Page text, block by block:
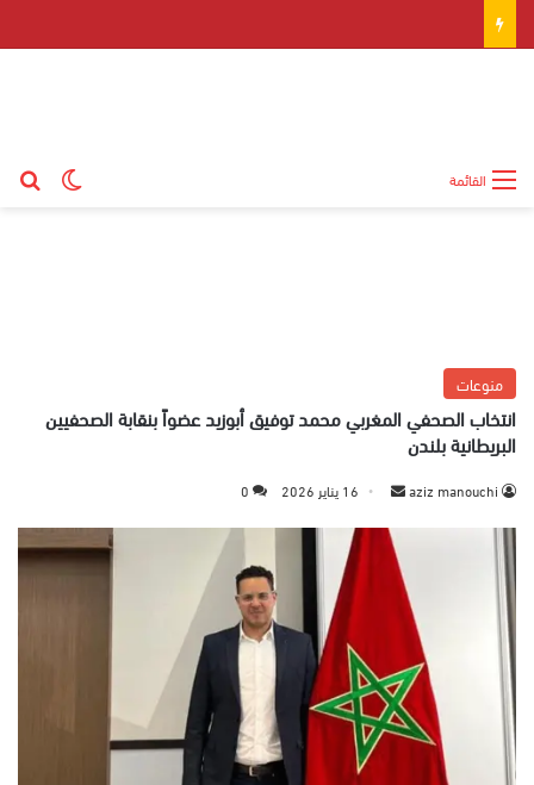
القائمة
منوعات
انتخاب الصحفي المغربي محمد توفيق أبوزيد عضواً بنقابة الصحفيين
البريطانية بلندن
aziz manouchi
س
د
ا
16 يناير 2026 0